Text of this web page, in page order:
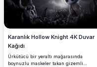
Karanlık Hollow Knight 4K Duvar
Kağıdı
Ürkütücü bir yeraltı mağarasında
boynuzlu maskeler takan gizemli